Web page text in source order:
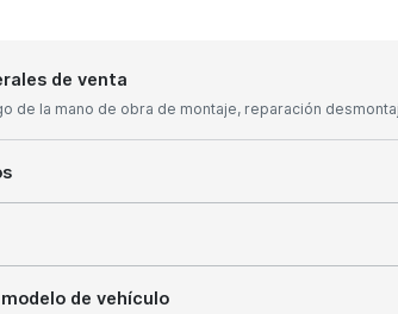
de venta
de la mano de obra de montaje, reparación
de vehículo